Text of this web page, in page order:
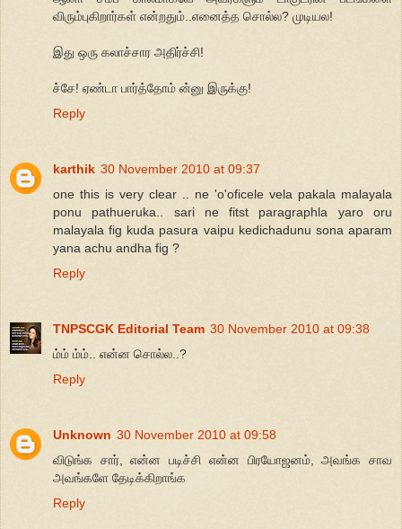
விரும்புகிறார்கள் என்றதும்..எனைத்த சொல்ல? முடியல!
இது ஒரு கலாச்சார அதிர்ச்சி!
ச்சே! ஏண்டா பார்த்தோம் ன்னு இருக்கு!
Reply
karthik 30 November 2010 at 09:37
one this is very clear .. ne 'o'oficele vela pakala malayala
ponu pathueruka.. sari ne fitst paragraphla yaro oru
malayala fig kuda pasura vaipu kedichadunu sona aparam
yana achu andha fig ?
Reply
TNPSCGK Editorial Team 30 November 2010 at 09:38
ம்ம் ம்ம்.. என்ன சொல்ல..?
Reply
Unknown 30 November 2010 at 09:58
விடுங்க சார், என்ன படிச்சி என்ன பிரயோஜனம், அவங்க சாவ
அவங்களே தேடிக்கிறாங்க
Reply